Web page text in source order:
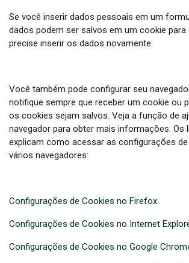
Se você inserir dados pessoais em um
dados podem ser salvos em um cookie para
precise inserir os dados novamente.
Você também pode configurar seu
notifique sempre que receber um cookie ou
os cookies sejam salvos. Veja a função de
navegador para obter mais informações. Os
explicam como acessar as configurações
vários navegadores:
Configurações de Cookies no Firefox
Configurações de Cookies no Internet
Configurações de Cookies no Google